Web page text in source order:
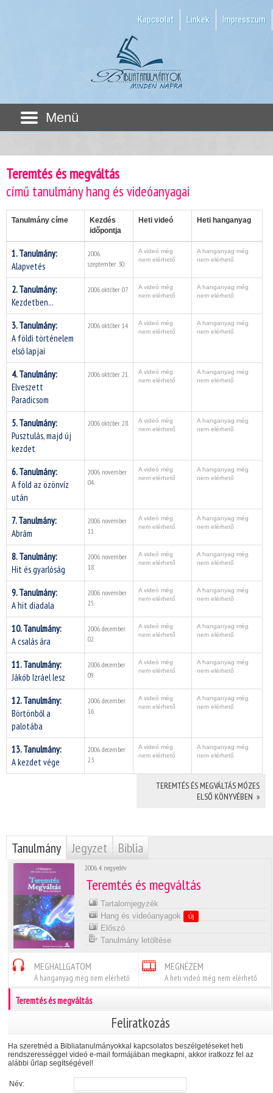
Kapcsolat Linkek Impresszum
Menü
Teremtés és megváltás
című tanulmány hang és videóanyagai
Tanulmány címe
Kezdés
időpontja
Heti videó Heti hanganyag
1. Tanulmány:
Alapvetés
2006.
szeptember 30.
A videó még
nem elérhető
A hanganyag még
nem elérhető
2. Tanulmány:
Kezdetben...
2006. október 07.
A videó még
nem elérhető
A hanganyag még
nem elérhető
3. Tanulmány:
A földi történelem
első lapjai
2006. október 14.
A videó még
nem elérhető
A hanganyag még
nem elérhető
4. Tanulmány:
Elveszett
Paradicsom
2006. október 21.
A videó még
nem elérhető
A hanganyag még
nem elérhető
5. Tanulmány:
Pusztulás, majd új
kezdet
2006. október 28.
A videó még
nem elérhető
A hanganyag még
nem elérhető
6. Tanulmány:
A föld az özönvíz
után
2006. november
04.
A videó még
nem elérhető
A hanganyag még
nem elérhető
7. Tanulmány:
Abrám
2006. november
11.
A videó még
nem elérhető
A hanganyag még
nem elérhető
8. Tanulmány:
Hit és gyarlóság
2006. november
18.
A videó még
nem elérhető
A hanganyag még
nem elérhető
9. Tanulmány:
A hit diadala
2006. november
25.
A videó még
nem elérhető
A hanganyag még
nem elérhető
10. Tanulmány:
A csalás ára
2006. december
02.
A videó még
nem elérhető
A hanganyag még
nem elérhető
11. Tanulmány:
Jákób Izráel lesz
2006. december
09.
A videó még
nem elérhető
A hanganyag még
nem elérhető
12. Tanulmány:
Börtönből a
palotába
2006. december
16.
A videó még
nem elérhető
A hanganyag még
nem elérhető
13. Tanulmány:
A kezdet vége
2006. december
23.
A videó még
nem elérhető
A hanganyag még
nem elérhető
TEREMTÉS ÉS MEGVÁLTÁS MÓZES
ELSŐ KÖNYVÉBEN »
Tanulmány Jegyzet Biblia
2006. 4. negyedév
Teremtés és megváltás
Tartalomjegyzék
Hang és videóanyagok
Új
Előszó
Tanulmány letöltése
MEGHALLGATOM
A hanganyag még nem elérhető
MEGNÉZEM
A heti videó még nem elérhető
Teremtés és megváltás
Feliratkozás
Ha szeretnéd a Bibliatanulmányokkal kapcsolatos beszélgetéseket heti
rendszerességgel videó e-mail formájában megkapni, akkor iratkozz fel az
alábbi űrlap segítségével!
Név: